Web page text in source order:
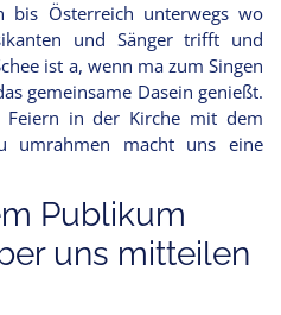
bis Österreich unterwegs wo
und Sänger trifft und
ist a, wenn ma zum Singen
gemeinsame Dasein genießt.
Feiern in der Kirche mit dem
umrahmen macht uns eine
Publikum
uns mitteilen